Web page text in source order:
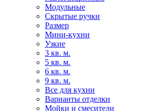
Модульные
Скрытые ручки
Размер
Мини-кухни
Узкие
3 кв. м.
5 кв. м.
6 кв. м.
9 кв. м.
Все для кухни
Варианты отделки
Мойки и смесители